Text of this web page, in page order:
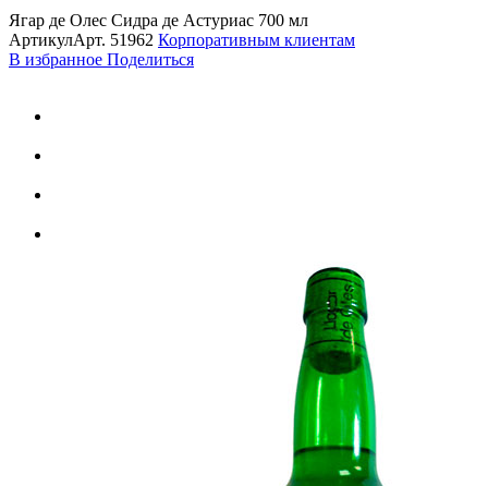
Ягар де Олес Сидра де Астуриас 700 мл
АртикулАрт. 51962 Корпоративным клиентам
В избранное Поделиться